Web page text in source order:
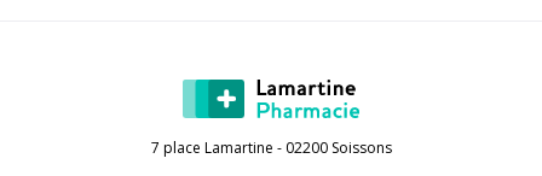
7 place Lamartine - 02200 Soissons